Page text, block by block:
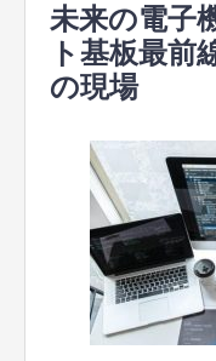
未来の電子
ト基板最前
の現場